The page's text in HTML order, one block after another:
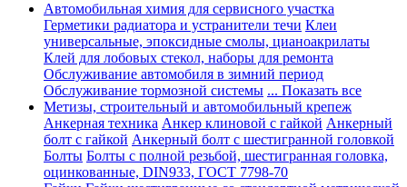
Автомобильная химия для сервисного участка
Герметики радиатора и устранители течи Клеи
универсальные, эпоксидные смолы, цианоакрилаты
Клей для лобовых стекол, наборы для ремонта
Обслуживание автомобиля в зимний период
Обслуживание тормозной системы ... Показать все
Метизы, строительный и автомобильный крепеж
Анкерная техника Анкер клиновой с гайкой Анкерный
болт с гайкой Анкерный болт с шестигранной головкой
Болты Болты с полной резьбой, шестигранная головка,
оцинкованные, DIN933, ГОСТ 7798-70